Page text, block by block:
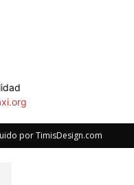
porTimisDesign.com